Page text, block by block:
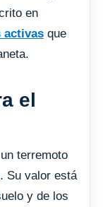
en
activas que
el
terremoto
Su valor está
y de los